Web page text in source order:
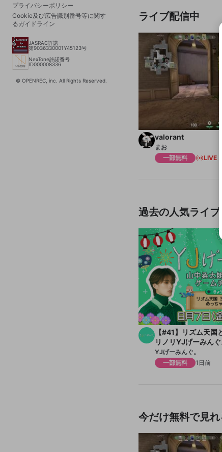
プライバシーポリシー
Cookie及び広告識別番号等に関す
るガイドライン
JASRAC許諾
第9036330001Y45123号
NexTone許諾番号
ID000008336
© OPENREC, inc. All Rights Reserved.
ライブ配信中
valorant
まお
一部無料
LIVE
過去の人気ライブ
【#41】リズム天国
リノリYJげーみんぐ
YJげーみんぐ。
一部無料
1日前
今だけ無料で見